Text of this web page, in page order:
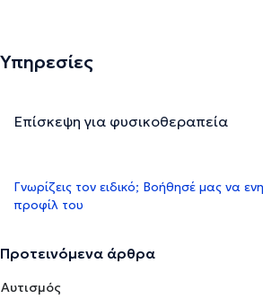
Υπηρεσίες
Επίσκεψη για φυσικοθεραπεία
Γνωρίζεις τον ειδικό; Βοήθησέ μας να
προφίλ του
Προτεινόμενα άρθρα
Αυτισμός